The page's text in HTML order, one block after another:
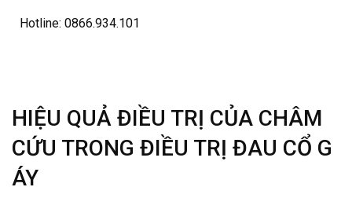
TRANG CHỦ
BÀI VIẾT HAY
LIÊN HỆ
Hotline: 0866.934.101
HIỆU QUẢ ĐIỀU TRỊ CỦA CHÂM
CỨU TRONG ĐIỀU TRỊ ĐAU CỔ G
ÁY